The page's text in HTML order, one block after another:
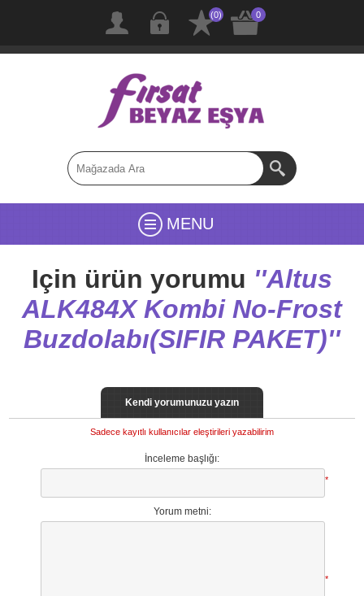
(0) 0
MENU
Için ürün yorumu
Altus
ALK484X Kombi No-Frost
Buzdolabı(SIFIR PAKET)
Kendi yorumunuzu yazın
Sadece kayıtlı kullanıcılar eleştirileri yazabilirim
İnceleme başlığı:
*
Yorum metni:
*